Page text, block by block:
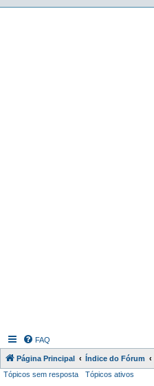
FAQ
Página Principal Índice do Fórum
Tópicos sem resposta Tópicos ativos